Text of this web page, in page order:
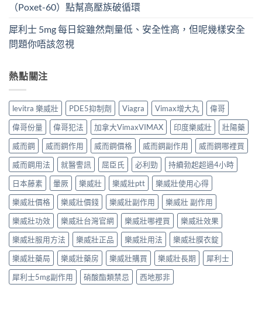
（Poxet-60）點幫高壓族破循環
犀利士 5mg 每日錠雖然劑量低、安全性高，但呢幾樣安全
問題你唔該忽視
熱點關注
levitra 樂威壯 PDE5抑制劑 Viagra Vimax增大丸
偉哥
偉哥份量
偉哥犯法 加拿大VimaxVIMAX 印度樂威壯
壯陽藥
威而鋼
威而鋼作用 威而鋼價格 威而鋼副作用
威而鋼哪裡買
威而鋼用法
就醫警訊 屈臣氏 必利勁
持續勃起超過4小時
日本藤素
暈厥 樂威壯 樂威壯ptt
樂威壯使用心得
樂威壯價格
樂威壯價錢 樂威壯副作用
樂威壯 副作用
樂威壯功效
樂威壯台灣官網 樂威壯哪裡買
樂威壯效果
樂威壯服用方法
樂威壯正品 樂威壯用法
樂威壯膜衣錠
樂威壯藥局
樂威壯藥房 樂威壯購買 樂威壯長期
犀利士
犀利士5mg副作用
硝酸酯類禁忌 西地那非